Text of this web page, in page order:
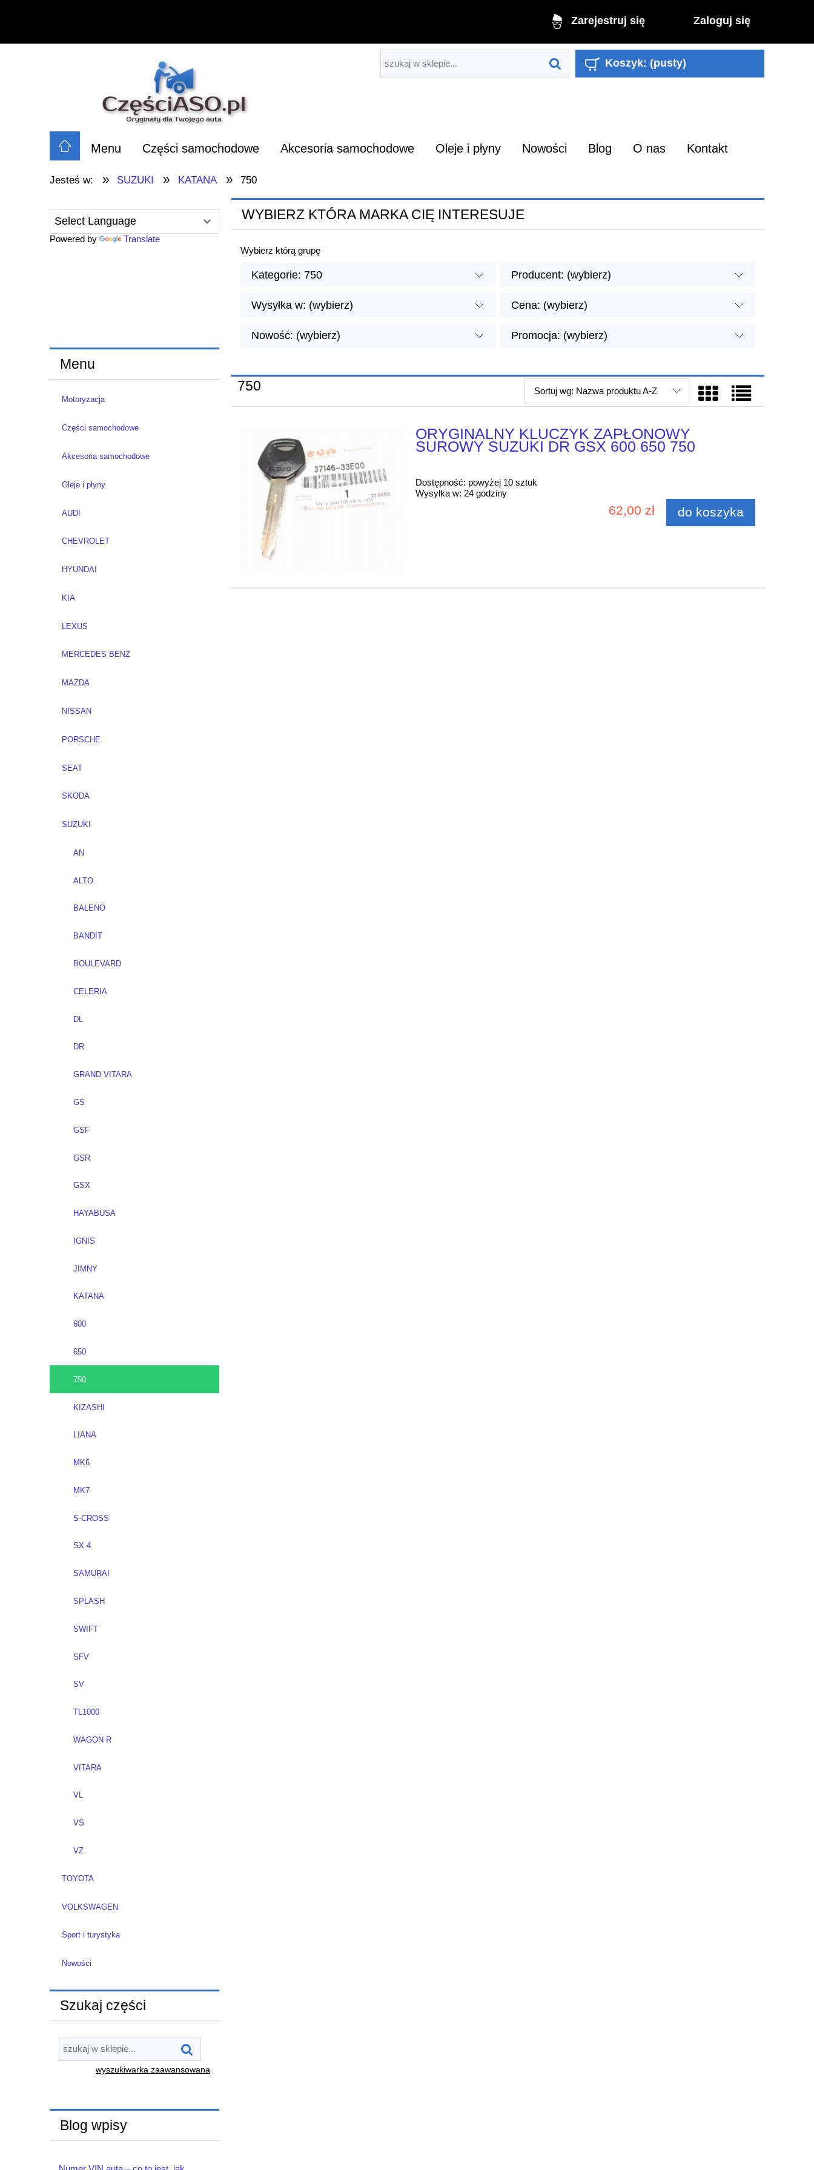
Zarejestruj się Zaloguj się
Koszyk: (pusty)
Menu Części samochodowe Akcesoria samochodowe Oleje i płyny Nowości Blog O nas Kontakt
Jesteś w: » SUZUKI » KATANA » 750
Powered by Translate
Menu
Motoryzacja
Części samochodowe
Akcesoria samochodowe
Oleje i płyny
AUDI
CHEVROLET
HYUNDAI
KIA
LEXUS
MERCEDES BENZ
MAZDA
NISSAN
PORSCHE
SEAT
SKODA
SUZUKI
AN
ALTO
BALENO
BANDIT
BOULEVARD
CELERIA
DL
DR
GRAND VITARA
GS
GSF
GSR
GSX
HAYABUSA
IGNIS
JIMNY
KATANA
600
650
750
KIZASHI
LIANA
MK6
MK7
S-CROSS
SX 4
SAMURAI
SPLASH
SWIFT
SFV
SV
TL1000
WAGON R
VITARA
VL
VS
VZ
TOYOTA
VOLKSWAGEN
Sport i turystyka
Nowości
Szukaj części
wyszukiwarka zaawansowana
Blog wpisy
WYBIERZ KTÓRA MARKA CIĘ INTERESUJE
Wybierz którą grupę
Kategorie: 750 Producent: (wybierz)
Wysyłka w: (wybierz) Cena: (wybierz)
Nowość: (wybierz) Promocja: (wybierz)
750 Sortuj wg: Nazwa produktu A-Z
ORYGINALNY KLUCZYK ZAPŁONOWY
SUROWY SUZUKI DR GSX 600 650 750
Dostępność: powyżej 10 sztuk
Wysyłka w: 24 godziny
62,00 zł do koszyka